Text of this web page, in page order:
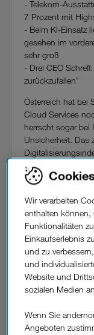
- Telekom-
7 Prozent mit
- Beim KI-Einsatz
gesehen im
sehr groß
- Drei CEO
zurückzufallen"
Österreich hat bei
Cloud Services
herrscht sogar bei
Unsicherheit. Das
marketmind in
siebenten Mal
Branchen und
Nach einem
stagniert der
von 100
Während sich
entwickeln, fallen
Mitarbeiter:innen
Rudolf Schrefl,
österreichischer
Wir verarbeiten
enthalten können,
Funktionalitäten
Einkaufserlebnis
und zu
und
Website und
sozialen Medien
Wenn Sie
Angeboten